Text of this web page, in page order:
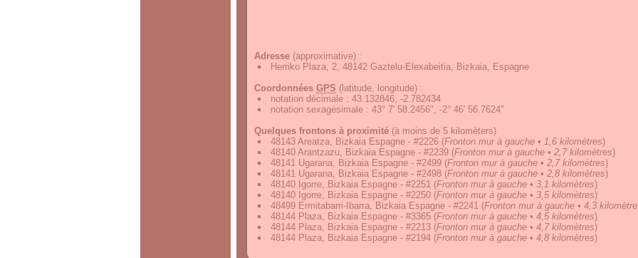
Adresse (approximative) :
Herriko Plaza, 2, 48142 Gaztelu-Elexabeitia, Bizkaia, Espagne
Coordonnées GPS (latitude, longitude) :
notation décimale : 43.132846, -2.782434
notation sexagésimale : 43° 7' 58.2456", -2° 46' 56.7624"
Quelques frontons à proximité (à moins de 5 kilomèters)
48143 Areatza, Bizkaia Espagne - #2226 (Fronton mur à gauche • 1,6 kilomètres)
48140 Arantzazu, Bizkaia Espagne - #2239 (Fronton mur à gauche • 2,7 kilomètres)
48141 Ugarana, Bizkaia Espagne - #2499 (Fronton mur à gauche • 2,7 kilomètres)
48141 Ugarana, Bizkaia Espagne - #2498 (Fronton mur à gauche • 2,8 kilomètres)
48140 Igorre, Bizkaia Espagne - #2251 (Fronton mur à gauche • 3,1 kilomètres)
48140 Igorre, Bizkaia Espagne - #2250 (Fronton mur à gauche • 3,5 kilomètres)
48499 Ermitabarri-Ibarra, Bizkaia Espagne - #2241 (Fronton mur à gauche • 4,3
48144 Plaza, Bizkaia Espagne - #3365 (Fronton mur à gauche • 4,5 kilomètres)
48144 Plaza, Bizkaia Espagne - #2213 (Fronton mur à gauche • 4,7 kilomètres)
48144 Plaza, Bizkaia Espagne - #2194 (Fronton mur à gauche • 4,8 kilomètres)